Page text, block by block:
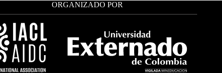
ORGANIZADO POR